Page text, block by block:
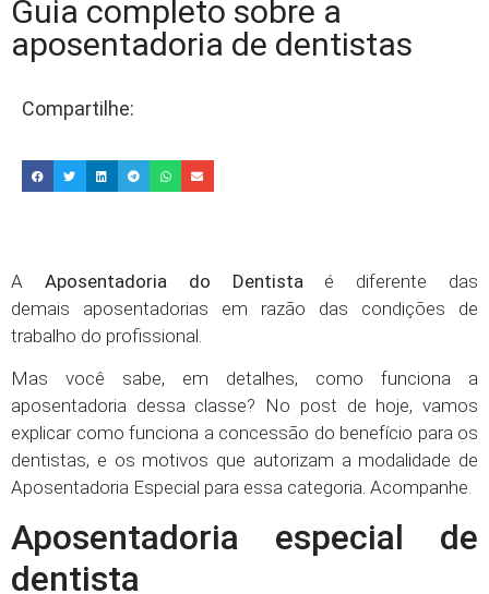
Guia completo sobre a
aposentadoria de dentistas
Compartilhe:
A Aposentadoria do Dentista é diferente das
demais aposentadorias em razão das condições de
trabalho do profissional.
Mas você sabe, em detalhes, como funciona a
aposentadoria dessa classe? No post de hoje, vamos
explicar como funciona a concessão do benefício para os
dentistas, e os motivos que autorizam a modalidade de
Aposentadoria Especial para essa categoria. Acompanhe.
Aposentadoria especial de
dentista